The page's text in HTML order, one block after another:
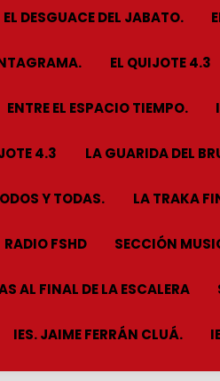
EL DESGUACE DEL JABATO.
EL QUIJOTE 4.3
ENTRE EL ESPACIO TIEMPO.
4.3 LA GUARIDA DEL
Y TODAS. LA TRAKA
RADIO FSHD SECCIÓN
AL FINAL DE LA ESCALERA
IES. JAIME FERRÁN CLUÁ.